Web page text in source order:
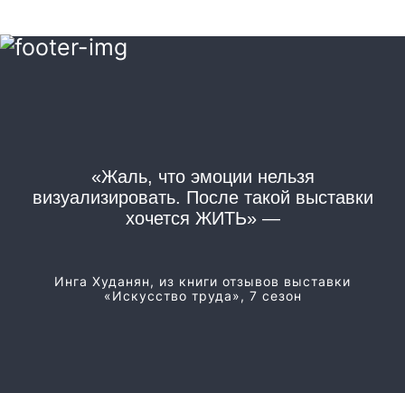
«Жаль, что эмоции нельзя
визуализировать. После такой выставки
хочется ЖИТЬ» —
Инга Худанян, из книги отзывов выставки
«Искусство труда», 7 сезон